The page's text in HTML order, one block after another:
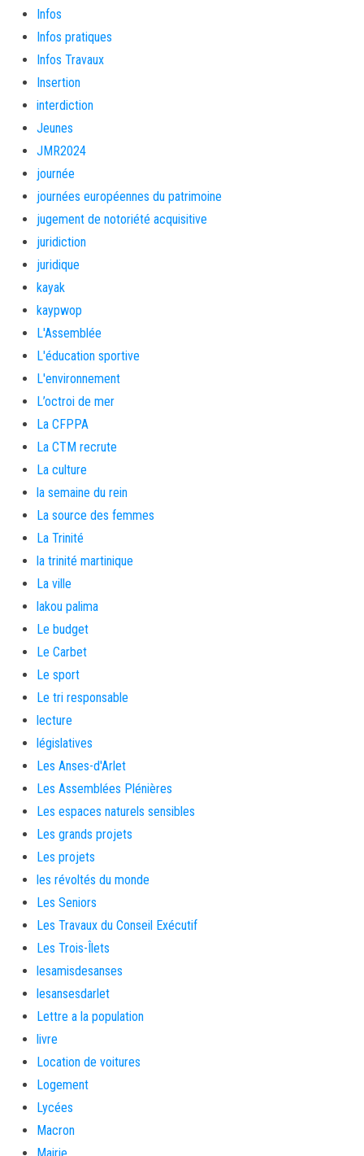
Infos
Infos pratiques
Infos Travaux
Insertion
interdiction
Jeunes
JMR2024
journée
journées européennes du patrimoine
jugement de notoriété acquisitive
juridiction
juridique
kayak
kaypwop
L'Assemblée
L'éducation sportive
L'environnement
L’octroi de mer
La CFPPA
La CTM recrute
La culture
la semaine du rein
La source des femmes
La Trinité
la trinité martinique
La ville
lakou palima
Le budget
Le Carbet
Le sport
Le tri responsable
lecture
législatives
Les Anses-d'Arlet
Les Assemblées Plénières
Les espaces naturels sensibles
Les grands projets
Les projets
les révoltés du monde
Les Seniors
Les Travaux du Conseil Exécutif
Les Trois-Îlets
lesamisdesanses
lesansesdarlet
Lettre a la population
livre
Location de voitures
Logement
Lycées
Macron